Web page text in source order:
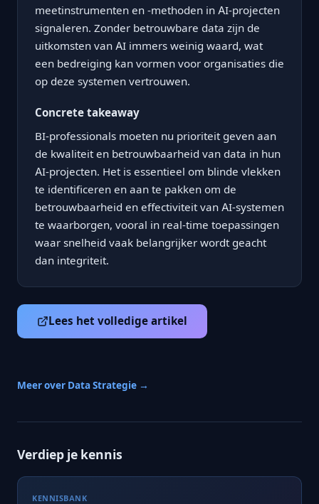
meetinstrumenten en -methoden in AI-projecten
signaleren. Zonder betrouwbare data zijn de
uitkomsten van AI immers weinig waard, wat
een bedreiging kan vormen voor organisaties die
op deze systemen vertrouwen.
Concrete takeaway
BI-professionals moeten nu prioriteit geven aan
de kwaliteit en betrouwbaarheid van data in hun
AI-projecten. Het is essentieel om blinde vlekken
te identificeren en aan te pakken om de
betrouwbaarheid en effectiviteit van AI-systemen
te waarborgen, vooral in real-time toepassingen
waar snelheid vaak belangrijker wordt geacht
dan integriteit.
Lees het volledige artikel
Meer over Data Strategie →
Verdiep je kennis
KENNISBANK